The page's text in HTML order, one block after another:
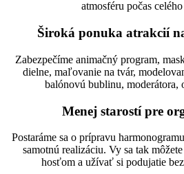
atmosféru počas
Široká ponuka atrakcií
Zabezpečíme animačný program,
dielne, maľovanie na tvár,
balónovú bublinu, moderátora,
Menej starostí pre
Postaráme sa o prípravu
samotnú realizáciu. Vy sa tak
hosťom a užívať si podujatie